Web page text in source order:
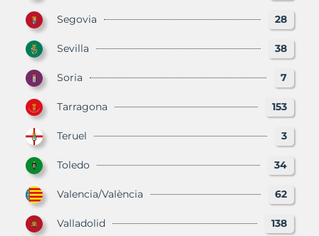
Segovia 28
Sevilla 38
Soria 7
Tarragona 153
Teruel 3
Toledo 34
Valencia/València 62
Valladolid 138